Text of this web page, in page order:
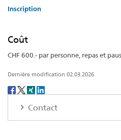
Inscription
Coût
CHF 600.- par personne, repas et
Dernière modification 02.03.2026
Social
Contact